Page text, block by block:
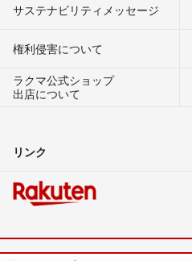
サステナビリティメッセージ
権利侵害について
ラクマ公式ショップ
出店について
リンク